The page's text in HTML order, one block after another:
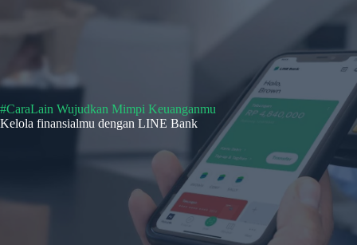
#CaraLain Wujudkan Mimpi Keuanganmu
Kelola finansialmu dengan LINE Bank